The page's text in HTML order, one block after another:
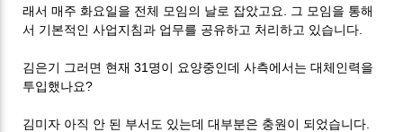
래서 매주 화요일을 전체 모임의 날로 잡았고요. 그 모임을 통해
서 기본적인 사업지침과 업무를 공유하고 처리하고 있습니다.
김은기 그러면 현재 31명이 요양중인데 사측에서는 대체인력을
투입했나요?
김미자 아직 안 된 부서도 있는데 대부분은 충원이 되었습니다.